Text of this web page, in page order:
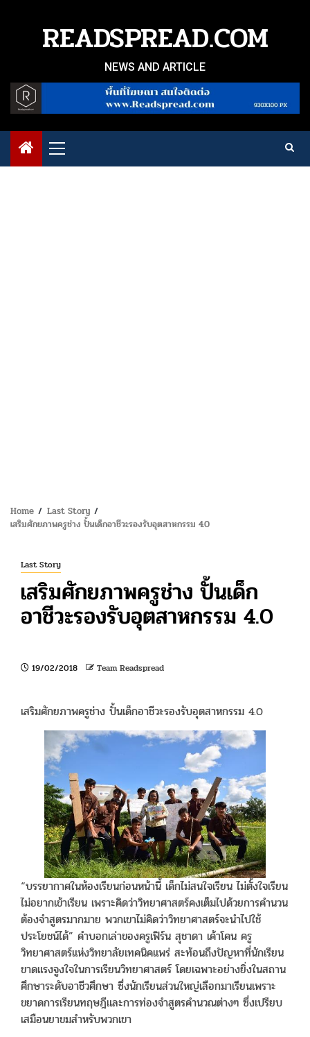
READSPREAD.COM
NEWS AND ARTICLE
Primary
Menu
Home
Last Story
เสริมศักยภาพครูช่าง ปั้นเด็กอาชีวะรองรับอุตสาหกรรม 4.0
Last Story
เสริมศักยภาพครูช่าง ปั้นเด็ก
อาชีวะรองรับอุตสาหกรรม 4.0
19/02/2018 Team Readspread
เสริมศักยภาพครูช่าง ปั้นเด็กอาชีวะรองรับอุตสาหกรรม 4.0
“บรรยากาศในห้องเรียนก่อนหน้านี้ เด็กไม่สนใจเรียน ไม่ตั้งใจเรียน
ไม่อยากเข้าเรียน เพราะคิดว่าวิทยาศาสตร์คงเต็มไปด้วยการคำนวน
ต้องจำสูตรมากมาย พวกเขาไม่คิดว่าวิทยาศาสตร์จะนำไปใช้
ประโยชน์ได้” คำบอกเล่าของครูเฟิร์น สุชาดา เค้าโคน ครู
วิทยาศาสตร์แห่งวิทยาลัยเทคนิคแพร่ สะท้อนถึงปัญหาที่นักเรียน
ขาดแรงจูงใจในการเรียนวิทยาศาสตร์ โดยเฉพาะอย่างยิ่งในสถาน
ศึกษาระดับอาชีวศึกษา ซึ่งนักเรียนส่วนใหญ่เลือกมาเรียนเพราะ
ขยาดการเรียนทฤษฎีและการท่องจำสูตรคำนวณต่างๆ ซึ่งเปรียบ
เสมือนยาขมสำหรับพวกเขา